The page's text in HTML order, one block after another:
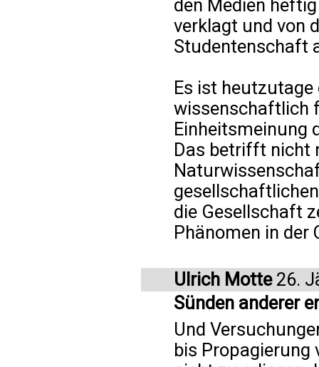
den Medien
verklagt und von
Studentenschaft
Es ist
wissenschaftlich
Einheitsmeinung
Das betrifft nicht
die Gesellschaft
Phänomen in der
Ulrich Motte26.
Sünden anderer
Und
bis Propagierung